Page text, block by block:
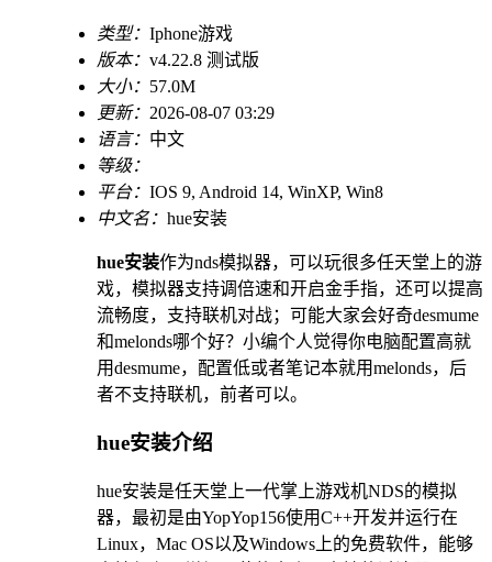
类型： Iphone游戏
版本： v4.22.8 测试版
大小： 57.0M
更新： 2026-08-07 03:29
语言： 中文
等级：
平台： IOS 9, Android 14, WinXP, Win8
中文名： hue安装
hue安装作为nds模拟器，可以玩很多任天堂上的游
戏，模拟器支持调倍速和开启金手指，还可以提高
流畅度，支持联机对战；可能大家会好奇desmume
和melonds哪个好？小编个人觉得你电脑配置高就
用desmume，配置低或者笔记本就用melonds，后
者不支持联机，前者可以。
hue安装介绍
hue安装是任天堂上一代掌上游戏机NDS的模拟
器，最初是由YopYop156使用C++开发并运行在
Linux，Mac OS以及Windows上的免费软件，能够